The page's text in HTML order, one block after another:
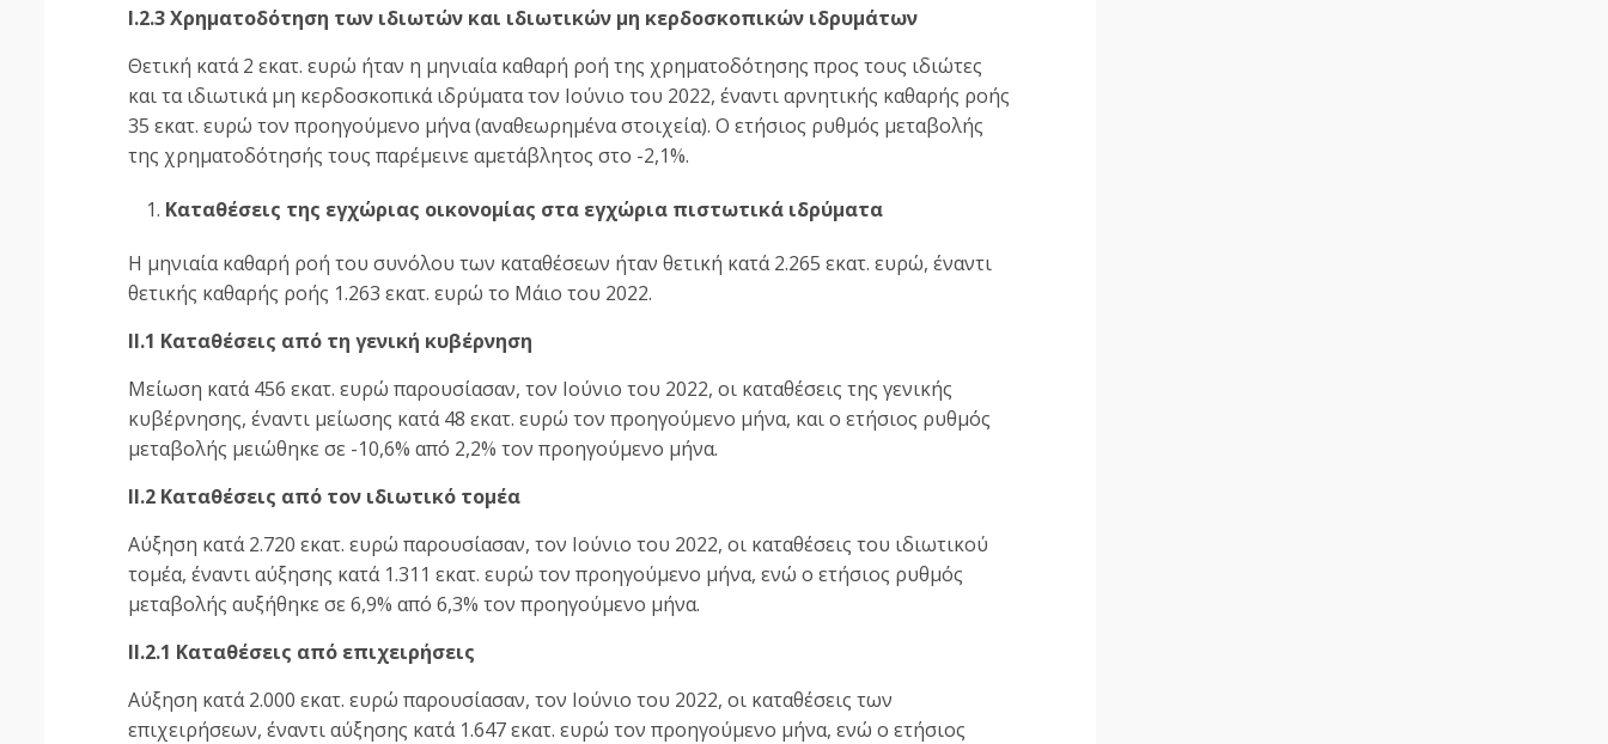
Ι.2.3 Χρηματοδότηση των ιδιωτών και ιδιωτικών μη κερδοσκοπικών ιδρυμάτων
Θετική κατά 2 εκατ. ευρώ ήταν η μηνιαία καθαρή ροή της χρηματοδότησης προς τους ιδιώτες
και τα ιδιωτικά μη κερδοσκοπικά ιδρύματα τον Ιούνιο του 2022, έναντι αρνητικής καθαρής ροής
35 εκατ. ευρώ τον προηγούμενο μήνα (αναθεωρημένα στοιχεία). Ο ετήσιος ρυθμός μεταβολής
της χρηματοδότησής τους παρέμεινε αμετάβλητος στο -2,1%.
Καταθέσεις της εγχώριας οικονομίας στα εγχώρια πιστωτικά ιδρύματα
H μηνιαία καθαρή ροή του συνόλου των καταθέσεων ήταν θετική κατά 2.265 εκατ. ευρώ, έναντι
θετικής καθαρής ροής 1.263 εκατ. ευρώ το Μάιο του 2022.
ΙΙ.1 Καταθέσεις από τη γενική κυβέρνηση
Μείωση κατά 456 εκατ. ευρώ παρουσίασαν, τον Ιούνιο του 2022, οι καταθέσεις της γενικής
κυβέρνησης, έναντι μείωσης κατά 48 εκατ. ευρώ τον προηγούμενο μήνα, και ο ετήσιος ρυθμός
μεταβολής μειώθηκε σε -10,6% από 2,2% τον προηγούμενο μήνα.
ΙΙ.2 Καταθέσεις από τον ιδιωτικό τομέα
Αύξηση κατά 2.720 εκατ. ευρώ παρουσίασαν, τον Ιούνιο του 2022, οι καταθέσεις του ιδιωτικού
τομέα, έναντι αύξησης κατά 1.311 εκατ. ευρώ τον προηγούμενο μήνα, ενώ ο ετήσιος ρυθμός
μεταβολής αυξήθηκε σε 6,9% από 6,3% τον προηγούμενο μήνα.
ΙΙ.2.1 Καταθέσεις από επιχειρήσεις
Αύξηση κατά 2.000 εκατ. ευρώ παρουσίασαν, τον Ιούνιο του 2022, οι καταθέσεις των
επιχειρήσεων, έναντι αύξησης κατά 1.647 εκατ. ευρώ τον προηγούμενο μήνα, ενώ ο ετήσιος